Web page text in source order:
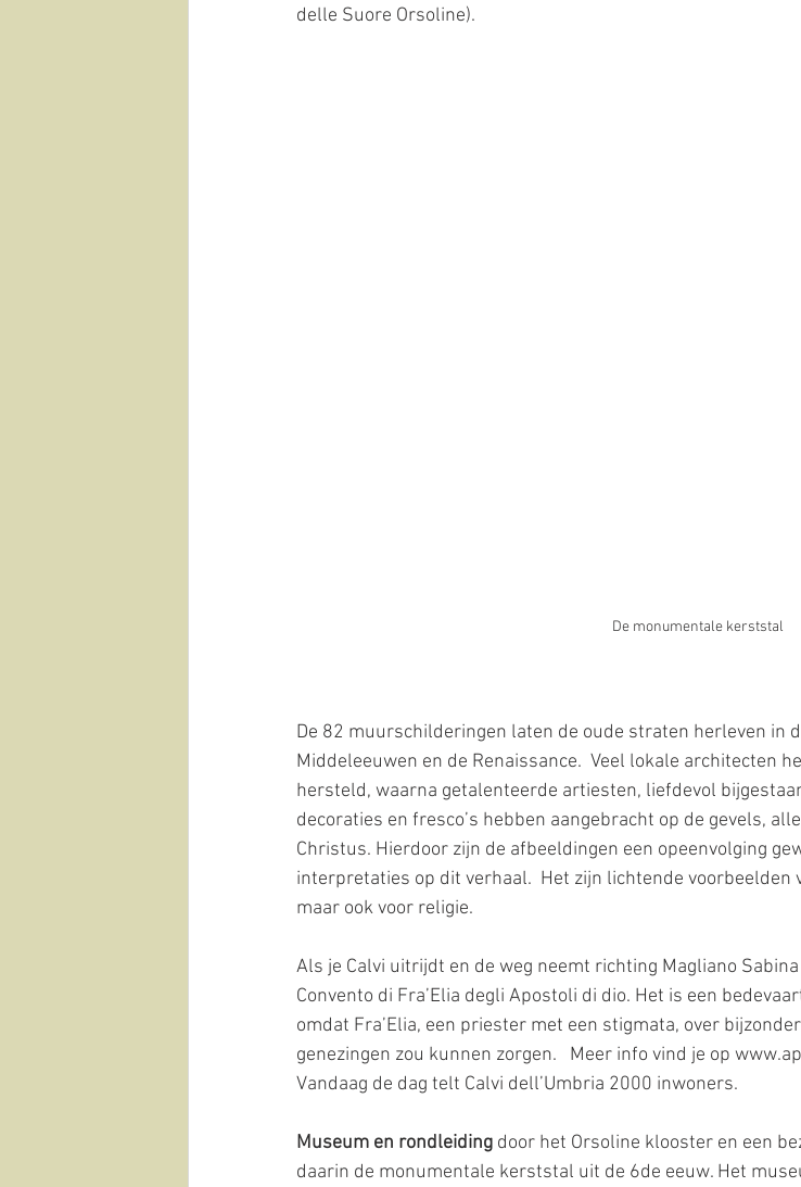
delle Suore Orsoline).
De monumentale kerststal
De 82 muurschilderingen laten de oude straten herleven in
Middeleeuwen en de Renaissance.  Veel lokale architecten
hersteld, waarna getalenteerde artiesten, liefdevol
decoraties en fresco’s hebben aangebracht op de gevels,
Christus. Hierdoor zijn de afbeeldingen een opeenvolging
interpretaties op dit verhaal.  Het zijn lichtende voorbeelden
maar ook voor religie.
Als je Calvi uitrijdt en de weg neemt richting Magliano
Convento di Fra’Elia degli Apostoli di dio. Het is een
omdat Fra’Elia, een priester met een stigmata, over
genezingen zou kunnen zorgen.   Meer info vind je op
Vandaag de dag telt Calvi dell’Umbria 2000 inwoners.
Museum en rondleiding door het Orsoline klooster en een
daarin de monumentale kerststal uit de 6de eeuw. Het